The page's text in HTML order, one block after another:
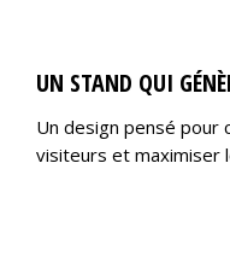
UN STAND QUI
Un design pensé pour
visiteurs et maximiser